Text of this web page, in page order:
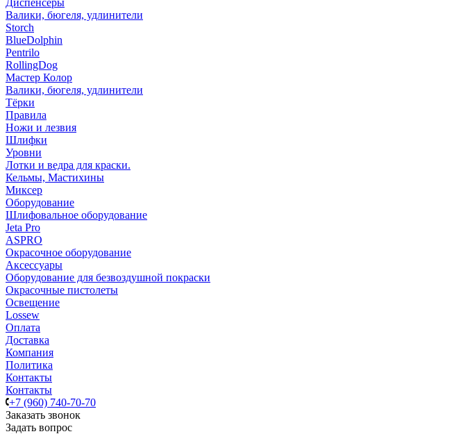
Диспенсеры
Валики, бюгеля, удлинители
Storch
BlueDolphin
Pentrilo
RollingDog
Мастер Колор
Валики, бюгеля, удлинители
Тёрки
Правила
Ножи и лезвия
Шлифки
Уровни
Лотки и ведра для краски.
Кельмы, Мастихины
Миксер
Оборудование
Шлифовальное оборудование
Jeta Pro
ASPRO
Окрасочное оборудование
Аксессуары
Оборудование для безвоздушной покраски
Окрасочные пистолеты
Освещение
Lossew
Оплата
Доставка
Компания
Политика
Контакты
Контакты
+7 (960) 740-70-70
Заказать звонок
Задать вопрос